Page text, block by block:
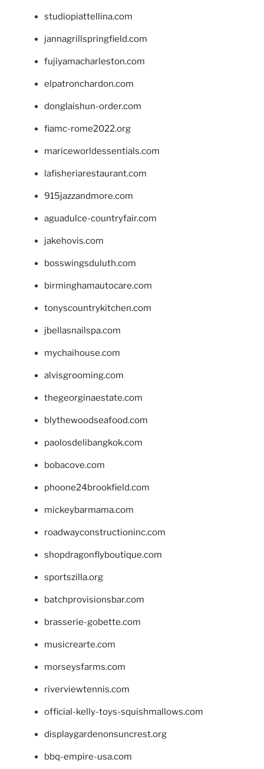
studiopiattellina.com
jannagrillspringfield.com
fujiyamacharleston.com
elpatronchardon.com
donglaishun-order.com
fiamc-rome2022.org
mariceworldessentials.com
lafisheriarestaurant.com
915jazzandmore.com
aguadulce-countryfair.com
jakehovis.com
bosswingsduluth.com
birminghamautocare.com
tonyscountrykitchen.com
jbellasnailspa.com
mychaihouse.com
alvisgrooming.com
thegeorginaestate.com
blythewoodseafood.com
paolosdelibangkok.com
bobacove.com
phoone24brookfield.com
mickeybarmama.com
roadwayconstructioninc.com
shopdragonflyboutique.com
sportszilla.org
batchprovisionsbar.com
brasserie-gobette.com
musicrearte.com
morseysfarms.com
riverviewtennis.com
official-kelly-toys-squishmallows.com
displaygardenonsuncrest.org
bbq-empire-usa.com